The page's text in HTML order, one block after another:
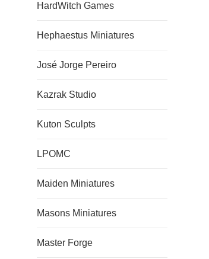
HardWitch Games
Hephaestus Miniatures
José Jorge Pereiro
Kazrak Studio
Kuton Sculpts
LPOMC
Maiden Miniatures
Masons Miniatures
Master Forge